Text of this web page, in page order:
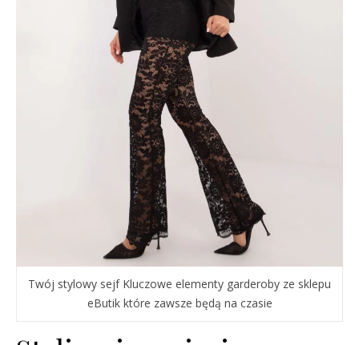
Twój stylowy sejf Kluczowe elementy garderoby ze sklepu
eButik które zawsze będą na czasie